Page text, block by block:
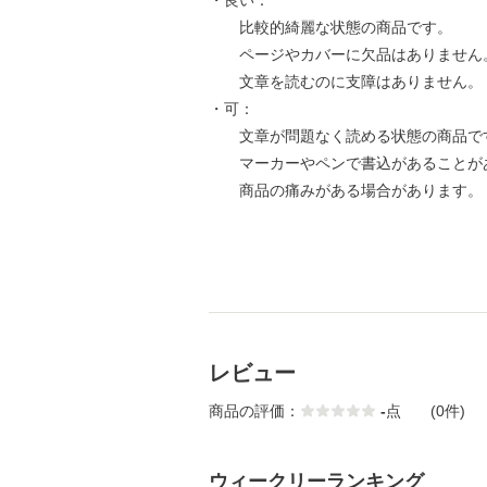
比較的綺麗な状態の商品です。
ページやカバーに欠品はありません
文章を読むのに支障はありません。
・可：
文章が問題なく読める状態の商品で
マーカーやペンで書込があることが
商品の痛みがある場合があります。
レビュー
商品の評価： -点 (0件)
ウィークリーランキング